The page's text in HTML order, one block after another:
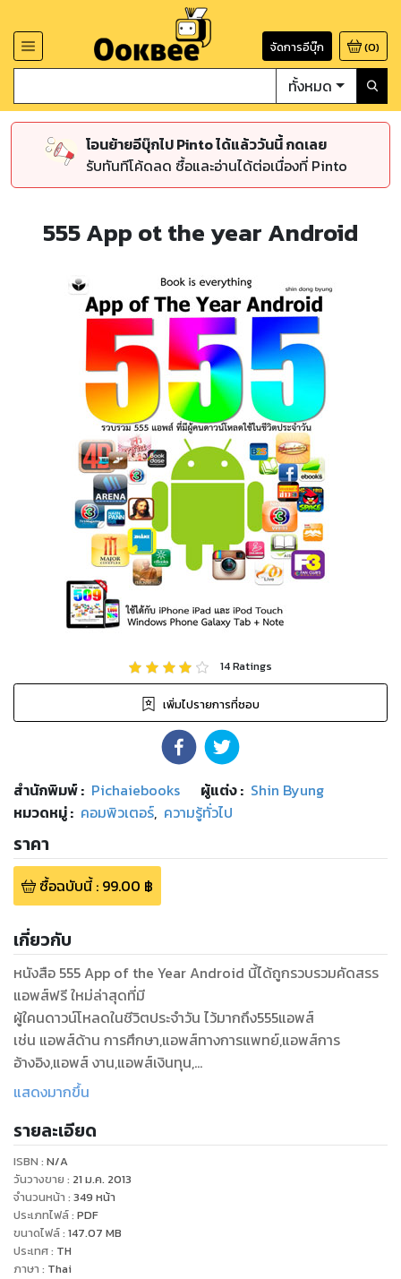
จัดการอีบุ๊ก (0)
ทั้งหมด
โอนย้ายอีบุ๊กไป Pinto ได้แล้ววันนี้ กดเลย
รับทันทีโค้ดลด ซื้อและอ่านได้ต่อเนื่องที่ Pinto
555 App ot the year Android
14Ratings
เพิ่มไปรายการที่ชอบ
สำนักพิมพ์: Pichaiebooks ผู้แต่ง : Shin Byung
หมวดหมู่: คอมพิวเตอร์, ความรู้ทั่วไป
ราคา
ซื้อฉบับนี้: 99.00 ฿
เกี่ยวกับ
หนังสือ 555 App of the Year Android นี้ได้ถูกรวบรวมคัดสรร
แอพส์ฟรี ใหม่ล่าสุดที่มี
ผู้ใคนดาวน์โหลดในชีวิตประจำวัน ไว้มากถึง555แอพส์
เช่น แอพส์ด้าน การศึกษา,แอพส์ทางการแพทย์,แอพส์การ
อ้างอิง,แอพส์ งาน,แอพส์เงินทุน,
แอพส์ข่าว,แอพส์กีฬา,แอพส์การบันเทิง,แอพส์สุขภาพและ หนังสือ
ซึ้งสามารถนำไปใช้ได้ บนอุปกรณ์ iPhone,iPad,iPod
Touch,Windows Phone,และ
แสดงมากขึ้น
รายละเอียด
ISBN : N/A
วันวางขาย : 21 ม.ค. 2013
จำนวนหน้า : 349 หน้า
ประเภทไฟล์: PDF
ขนาดไฟล์: 147.07 MB
ประเทศ: TH
ภาษา : Thai